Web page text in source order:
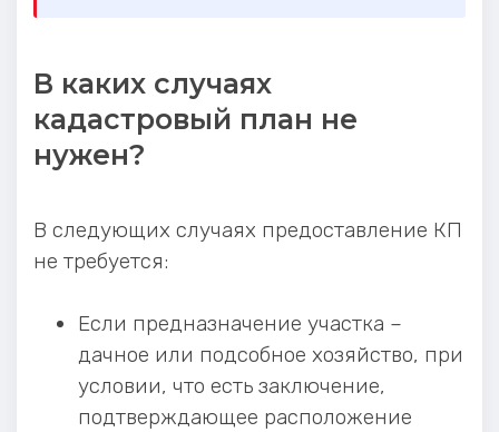
В каких случаях
кадастровый план не
нужен?
В следующих случаях предоставление КП
не требуется:
Если предназначение участка –
дачное или подсобное хозяйство, при
условии, что есть заключение,
подтверждающее расположение